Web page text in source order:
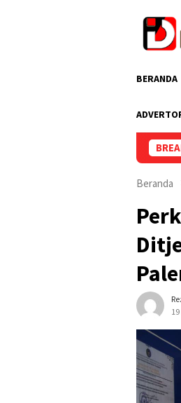
BERANDA
Muara Enim Ikuti Aksi Bersih
Beranda